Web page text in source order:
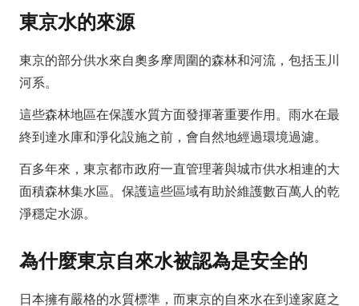
東京水的來源
東京的部分供水來自奧多摩周圍的森林和河流，包括玉川
河系。
這些森林地區在保護水質方面發揮著重要作用。雨水在最
終到達水庫和淨化設施之前，會自然地經過環境過濾。
百多年來，東京都市政府一直管理著與城市供水相連的大
面積森林集水區。保護這些區域有助於維護數百萬人的乾
淨穩定水源。
為什麼東京自來水被認為是安全的
日本擁有嚴格的水質標準，而東京的自來水在到達家庭之